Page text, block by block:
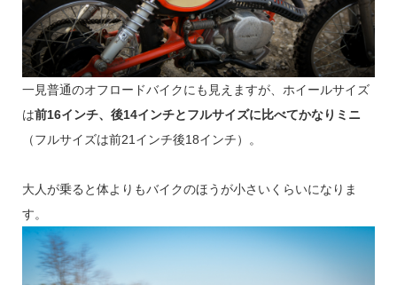
一見普通のオフロードバイクにも見えますが、ホイールサイズ
は前16インチ、後14インチとフルサイズに比べてかなりミニ
（フルサイズは前21インチ後18インチ）。
大人が乗ると体よりもバイクのほうが小さいくらいになりま
す。